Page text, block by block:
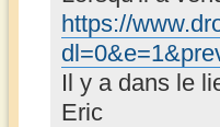
https://
Il y a dans le
Eric